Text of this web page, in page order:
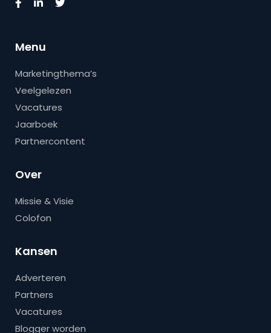
Menu
Marketingthema’s
Veelgelezen
Vacatures
Jaarboek
Partnercontent
Over
Missie & Visie
Colofon
Kansen
Adverteren
Partners
Vacatures
Blogger worden